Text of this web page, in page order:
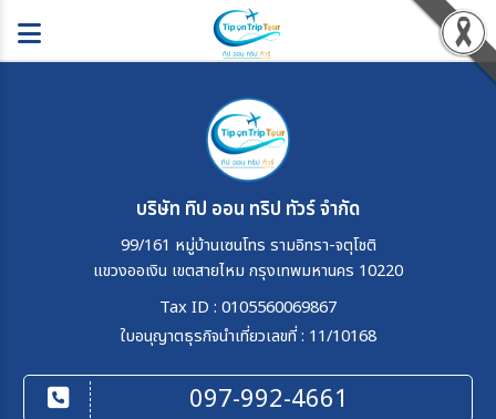
บริษัท ทิป ออน ทริป ทัวร์ จำกัด
99/161 หมู่บ้านเซนโทร รามอิทรา-จตุโชติ
แขวงออเงิน เขตสายไหม กรุงเทพมหานคร 10220
Tax ID : 0105560069867
ใบอนุญาตธุรกิจนำเที่ยวเลขที่ : 11/10168
097-992-4661